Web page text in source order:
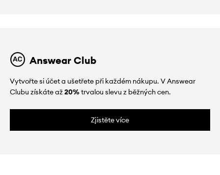
Answear Club
Vytvořte si účet a ušetřete při každém nákupu. V Answear
Clubu získáte až20%trvalou slevu z běžných cen.
Zjistěte více